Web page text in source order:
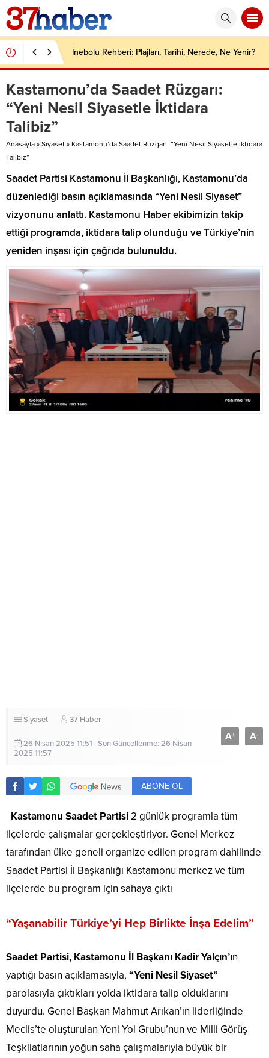
İnebolu Rehberi: Plajları, Tarihi, Nerede, Ne Yenir?
Kastamonu’da Saadet Rüzgarı:
“Yeni Nesil Siyasetle İktidara
Talibiz”
Anasayfa » Siyaset » Kastamonu’da Saadet Rüzgarı: “Yeni Nesil Siyasetle İktidara
Talibiz”
Saadet Partisi Kastamonu İl Başkanlığı, Kastamonu’da
düzenlediği basın açıklamasında “Yeni Nesil Siyaset”
vizyonunu anlattı. Kastamonu Haber ekibimizin takip
ettiği programda, iktidara talip olunduğu ve Türkiye’nin
yeniden inşası için çağrıda bulunuldu.
Siyaset 37 Haber
26 Nisan 2025 11:51 | Son Güncellenme: 26 Nisan
2025 11:57
A+ A-
ABONE OL
Kastamonu Saadet Partisi 2 günlük programla tüm
ilçelerde çalışmalar gerçekleştiriyor. Genel Merkez
tarafından ülke geneli organize edilen program dahilinde
Saadet Partisi İl Başkanlığı Kastamonu merkez ve tüm
ilçelerde bu program için sahaya çıktı
“Yaşanabilir Türkiye’yi Hep Birlikte İnşa Edelim”
Saadet Partisi, Kastamonu İl Başkanı Kadir Yalçın’ın
yaptığı basın açıklamasıyla, “Yeni NesilSiyaset”
parolasıyla çıktıkları yolda iktidara talip olduklarını
duyurdu. Genel Başkan Mahmut Arıkan’ın liderliğinde
Meclis’te oluşturulan Yeni Yol Grubu’nun ve Milli Görüş
Teşkilatlarının yoğun saha çalışmalarıyla büyük bir